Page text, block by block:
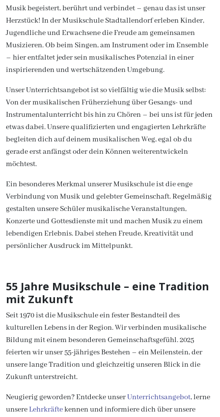
Musik begeistert, berührt und verbindet – genau das ist unser
Herzstück! In der Musikschule Stadtallendorf erleben Kinder,
Jugendliche und Erwachsene die Freude am gemeinsamen
Musizieren. Ob beim Singen, am Instrument oder im Ensemble
– hier entfaltet jeder sein musikalisches Potenzial in einer
inspirierenden und wertschätzenden Umgebung.
Unser Unterrichtsangebot ist so vielfältig wie die Musik selbst:
Von dermusikalischen FrüherziehungüberGesangs- und
Instrumentalunterrichtbis hin zuChören – bei uns ist für jeden
etwas dabei. Unserequalifizierten und engagierten Lehrkräfte
begleiten dich auf deinem musikalischen Weg, egal ob du
gerade erst anfängst oder dein Können weiterentwickeln
möchtest.
Ein besonderes Merkmal unserer Musikschule ist die enge
Verbindung von Musik und gelebter Gemeinschaft. Regelmäßig
gestalten unsere Schüler musikalische Veranstaltungen,
Konzerte und Gottesdienste mit und machen Musik zu einem
lebendigen Erlebnis. Dabei stehenFreude, Kreativität und
persönlicher Ausdruckim Mittelpunkt.
55 Jahre Musikschule – eine Tradition
mit Zukunft
Seit 1970 ist die Musikschule ein fester Bestandteil des
kulturellen Lebens in der Region. Wir verbinden musikalische
Bildung mit einem besonderen Gemeinschaftsgefühl. 2025
feierten wir unser 55-jähriges Bestehen – ein Meilenstein, der
unsere lange Tradition und gleichzeitig unseren Blick in die
Zukunft unterstreicht.
Neugierig geworden? Entdecke unserUnterrichtsangebot, lerne
unsereLehrkräftekennen und informiere dich über unsere